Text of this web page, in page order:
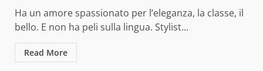
Ha un amore spassionato per l’eleganza, la classe, il
bello. E non ha peli sulla lingua. Stylist...
Read More